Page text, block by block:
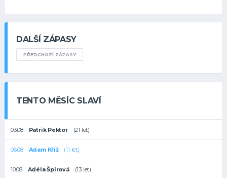
DALŠÍ ZÁPASY
PŘEDCHOZÍ ZÁPASY
TENTO MĚSÍC SLAVÍ
03.08 Patrik Pektor (21 let)
06.08 Adam Kříž (11 let)
10.08 Adéla Špírová (13 let)